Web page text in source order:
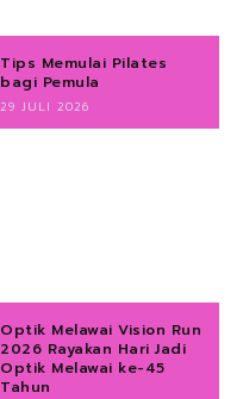
Tips Memulai Pilates
bagi Pemula
29 JULI 2026
Optik Melawai Vision Run
2026 Rayakan Hari Jadi
Optik Melawai ke-45
Tahun